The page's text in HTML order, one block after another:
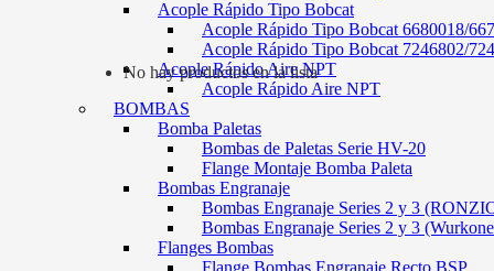
No hay productos en la lista
Acople Rápido Tipo Bobcat
Acople Rápido Tipo Bobcat 6680018/
Acople Rápido Tipo Bobcat 7246802/
Acople Rápido Aire NPT
Acople Rápido Aire NPT
BOMBAS
Bomba Paletas
Bombas de Paletas Serie HV-20
Flange Montaje Bomba Paleta
Bombas Engranaje
Bombas Engranaje Series 2 y 3
Bombas Engranaje Series 2 y 3
Flanges Bombas
Flange Bombas Engranaje Recto BSP